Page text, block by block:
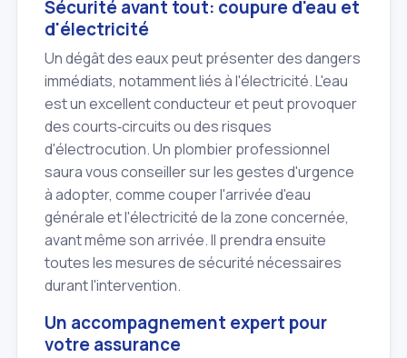
Sécurité avant tout: coupure d'eau et
d'électricité
Un dégât des eaux peut présenter des dangers
immédiats, notamment liés à l'électricité. L'eau
est un excellent conducteur et peut provoquer
des courts‑circuits ou des risques
d'électrocution. Un plombier professionnel
saura vous conseiller sur les gestes d'urgence
à adopter, comme couper l'arrivée d'eau
générale et l'électricité de la zone concernée,
avant même son arrivée. Il prendra ensuite
toutes les mesures de sécurité nécessaires
durant l'intervention.
Un accompagnement expert pour
votre assurance